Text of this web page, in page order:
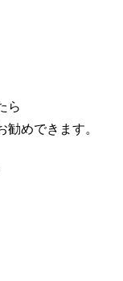
ら
めできます。